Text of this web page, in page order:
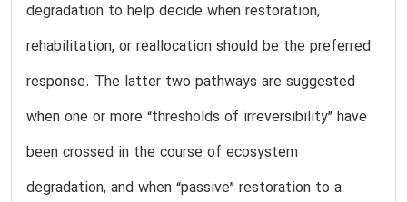
degradation to help decide when restoration,
rehabilitation, or reallocation should be the preferred
response. The latter two pathways are suggested
when one or more “thresholds of irreversibility” have
been crossed in the course of ecosystem
degradation, and when “passive” restoration to a